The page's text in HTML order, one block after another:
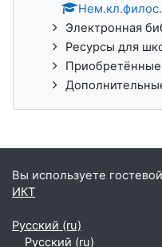
Нем.кл.филос.
Электронная
Ресурсы для
Вы используете
ИКТ
Русский ‎(ru)‎
Русский ‎(ru)‎